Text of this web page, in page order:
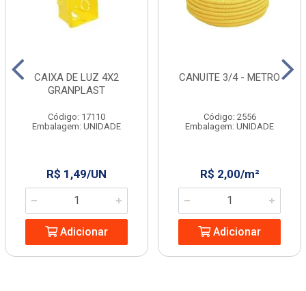
CAIXA DE LUZ 4X2
GRANPLAST
Código: 17110
Embalagem: UNIDADE
R$ 1,49/UN
Adicionar
CANUITE 3/4 - METRO
Código: 2556
Embalagem: UNIDADE
R$ 2,00/m²
Adicionar